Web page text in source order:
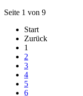
Seite 1 von 9
Start
Zurück
1
2
3
4
5
6